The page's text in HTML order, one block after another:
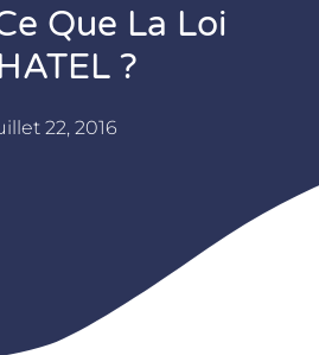
Que La Loi
?
22, 2016